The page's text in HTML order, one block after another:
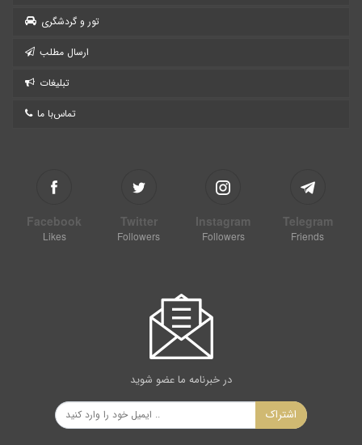
تور و گردشگری
ارسال مطلب
تبلیغات
تماس‌با ما
Facebook
Likes
Twitter
Followers
Instagram
Followers
Telegram
Friends
در خبرنامه ما عضو شوید
اشتراک